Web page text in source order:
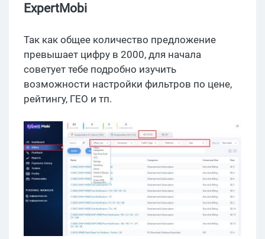
ExpertMobi
Так как общее количество предложение
превышает цифру в 2000, для начала
советует тебе подробно изучить
возможности настройки фильтров по цене,
рейтингу, ГЕО и тп.